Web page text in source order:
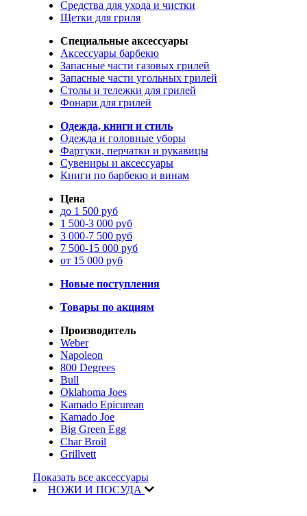
Средства для ухода и чистки
Щетки для гриля
Специальные аксессуары
Аксессуары барбекю
Запасные части газовых грилей
Запасные части угольных грилей
Столы и тележки для грилей
Фонари для грилей
Одежда, книги и стиль
Одежда и головные уборы
Фартуки, перчатки и рукавицы
Сувениры и аксессуары
Книги по барбекю и винам
Цена
до 1 500 руб
1 500-3 000 руб
3 000-7 500 руб
7 500-15 000 руб
от 15 000 руб
Новые поступления
Товары по акциям
Производитель
Weber
Napoleon
800 Degrees
Bull
Oklahoma Joes
Kamado Epicurean
Kamado Joe
Big Green Egg
Char Broil
Grillvett
Показать все аксессуары
НОЖИ И ПОСУДА